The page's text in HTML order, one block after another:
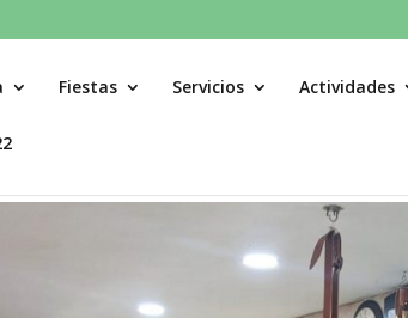
Fiestas Servicios Actividades